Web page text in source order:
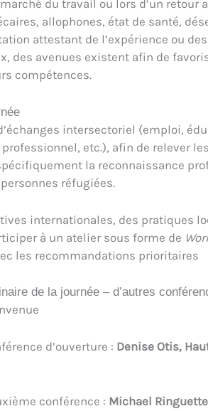
du travail ou lors d’un retour
allophones, état de santé,
attestant de l’expérience ou
des avenues existent afin de
compétences.
intersectoriel (emploi,
etc.), afin de relever
la reconnaissance
réfugiées.
internationales, des pratiques
à un atelier sous forme de
les recommandations prioritaires
de la journée – d’autres
d’ouverture : Denise Otis,
conférence : Michael